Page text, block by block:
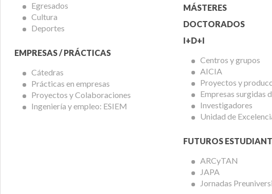
Egresados
Cultura
Deportes
EMPRESAS / PRÁCTICAS
Cátedras
Prácticas en empresas
Proyectos y Colaboraciones
Ingeniería y empleo: ESIEM
MÁSTERES
DOCTORADOS
I+D+I
Centros y grupos
AICIA
Proyectos y
Empresas surgidas
Investigadores
Unidad de
FUTUROS
ARCyTAN
JAPA
Jornadas